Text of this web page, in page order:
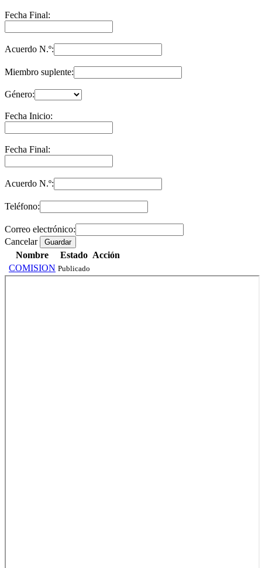
Fecha Final:
Acuerdo N.º:
Miembro suplente:
Género:
Fecha Inicio:
Fecha Final:
Acuerdo N.º:
Teléfono:
Correo electrónico:
Cancelar
Guardar
Nombre Estado Acción
COMISION Publicado